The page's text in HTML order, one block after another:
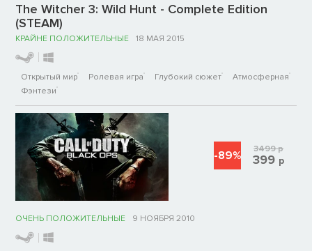
The Witcher 3: Wild Hunt - Complete Edition
(STEAM)
КРАЙНЕ ПОЛОЖИТЕЛЬНЫЕ 18 МАЯ 2015
Открытый мир Ролевая игра Глубокий сюжет
Атмосферная
Фэнтези
ОЧЕНЬ ПОЛОЖИТЕЛЬНЫЕ 9 НОЯБРЯ 2010
-89% 3499р
399 р